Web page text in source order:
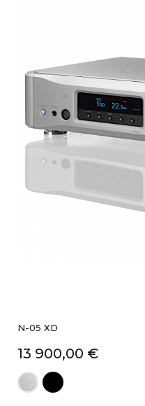
N-05 XD
Prix
13 900,00 €
silver black